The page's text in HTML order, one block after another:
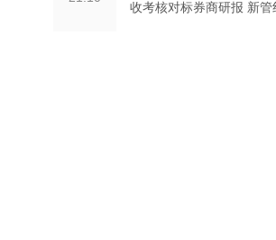
收考核对标券商研报 新管